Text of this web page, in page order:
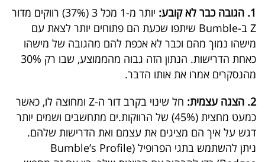
40
שיתופי
פעולה
דרושים
ניוזלטרים
1. הגובה כבר לא קובע:
יותר מ-1 מכל 3 (37%) רווקים מדור
Z ב-Bumble שיתפו שכעת הם פתוחים יותר לצאת עם
מישהו נמוך מהם וכבר לא אכפת להם מהגובה של מישהו
כאחת הדרישות. הנתון הזה גבוה מהממוצע, שבו רק 30%
מהנסקרים אמרו את אותו הדבר.
2. הצגה עצמית:
חל שינוי בקרב דור ה-Z ומחוצה לו, כאשר
כמעט מחצית (45%) של הרווקות.ים מתחשבים ושמים יותר
דגש על איך הם מציגים את עצמם ואת הדרישות שלהם.
ניתן להשתמש בתגי הפרופיל (Bumble’s Profile